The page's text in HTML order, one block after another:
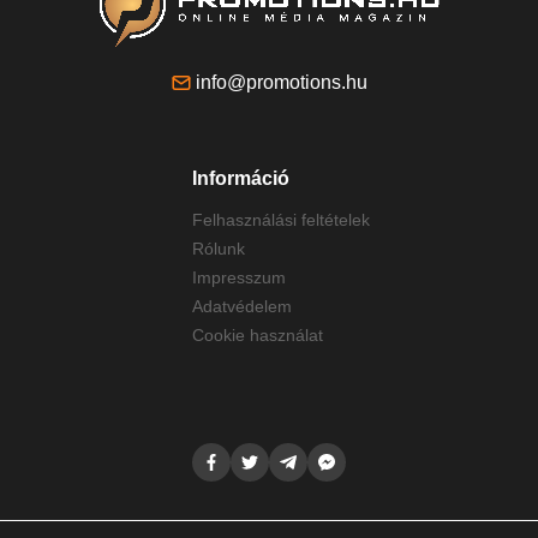
info@promotions.hu
Információ
Felhasználási feltételek
Rólunk
Impresszum
Adatvédelem
Cookie használat